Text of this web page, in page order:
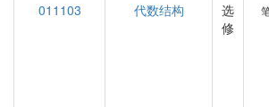
011103
代数结构
选
修